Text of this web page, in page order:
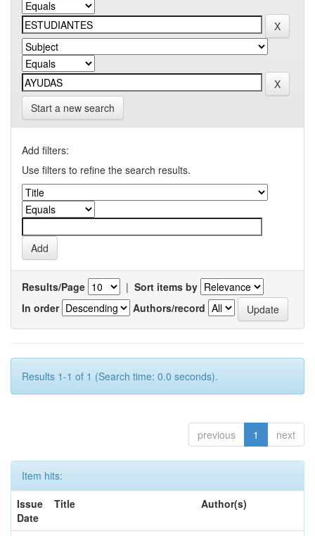
Start a new search
Add filters:
Use filters to refine the search results.
Results/Page | Sort items by
In order
Authors/record
Results 1-1 of 1 (Search time: 0.0 seconds).
previous 1 next
Item hits:
Issue
Date
Title Author(s)